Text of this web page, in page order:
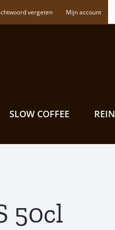
vergeten Mijn account
SLOW COFFEE
50cl